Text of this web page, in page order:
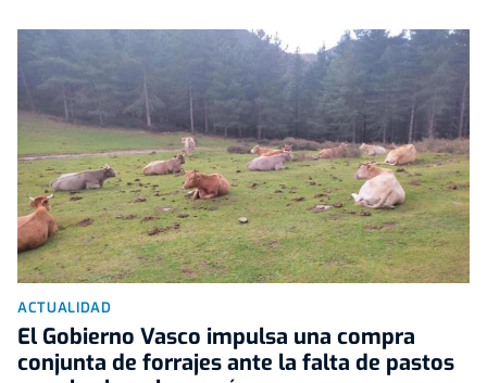
ACTUALIDAD
El Gobierno Vasco impulsa una compra
conjunta de forrajes ante la falta de pastos